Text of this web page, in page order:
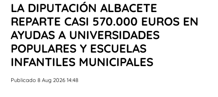
LA DIPUTACIÓN ALBACETE
REPARTE CASI 570.000 EUROS EN
AYUDAS A UNIVERSIDADES
POPULARES Y ESCUELAS
INFANTILES MUNICIPALES
Publicado 8 Aug 2026 14:48